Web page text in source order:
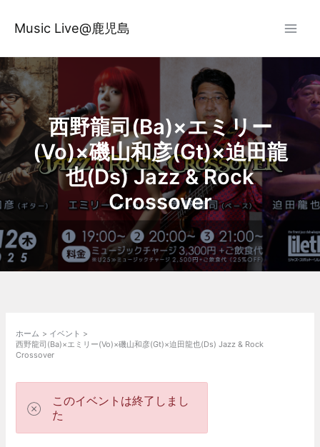
ス
キ
ッ
プ
Music Live@鹿児島
西野龍司(Ba)×エミリー
(Vo)×磯山和彦(Gt)×迫田龍
也(Ds) Jazz & Rock
Crossover
ホーム
イベント
西野龍司(Ba)×エミリー(Vo)×磯山和彦(Gt)×迫田龍也(Ds) Jazz & Rock
Crossover
このイベントは終了しまし
た